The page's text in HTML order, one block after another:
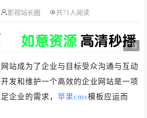
影视站长圈 共71人阅读
广告
站成为了企业与目标受众沟通与互动
发和维护一个高效的企业网站是一项
企业的需求，苹果cms模板应运而